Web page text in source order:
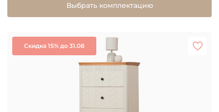
Выбрать комплектацию
Скидка 15% до 31.08